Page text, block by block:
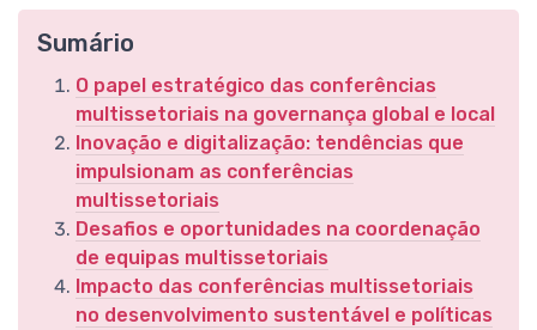
Sumário
O papel estratégico das conferências
multissetoriais na governança global e local
Inovação e digitalização: tendências que
impulsionam as conferências
multissetoriais
Desafios e oportunidades na coordenação
de equipas multissetoriais
Impacto das conferências multissetoriais
no desenvolvimento sustentável e políticas